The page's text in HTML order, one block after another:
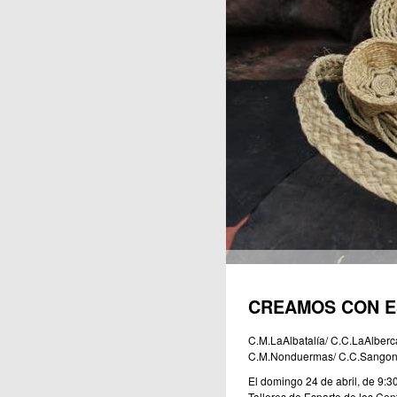
CREAMOS CON
C.M.LaAlbatalía/
C.M.Nonduermas/
El domingo 24 de abril, de